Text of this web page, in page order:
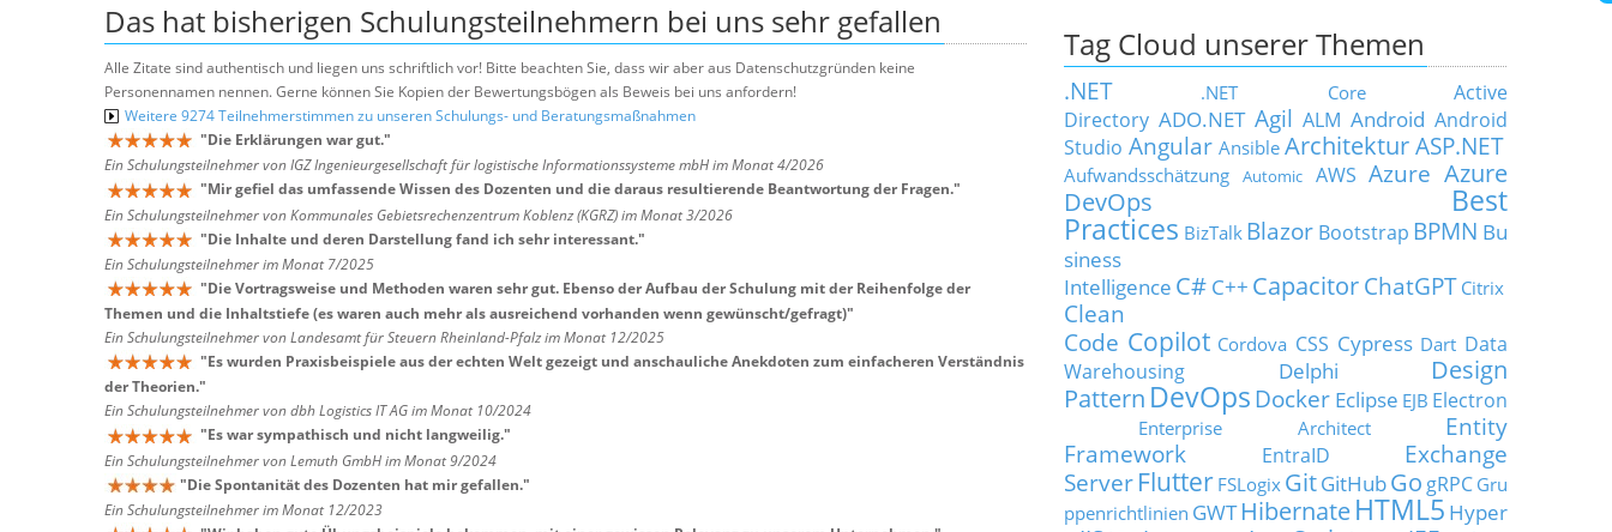
Das hat bisherigen Schulungsteilnehmern bei uns sehr gefallen
Alle Zitate sind authentisch und liegen uns schriftlich vor! Bitte beachten Sie, dass wir aber aus Datenschutzgründen keine
Personennamen nennen. Gerne können Sie Kopien der Bewertungsbögen als Beweis bei uns anfordern!
Weitere 9274 Teilnehmerstimmen zu unseren Schulungs- und Beratungsmaßnahmen
"Die Erklärungen war gut."
Ein Schulungsteilnehmer von IGZ Ingenieurgesellschaft für logistische Informationssysteme mbH im Monat 4/2026
"Mir gefiel das umfassende Wissen des Dozenten und die daraus resultierende Beantwortung der Fragen."
Ein Schulungsteilnehmer von Kommunales Gebietsrechenzentrum Koblenz (KGRZ) im Monat 3/2026
"Die Inhalte und deren Darstellung fand ich sehr interessant."
Ein Schulungsteilnehmer im Monat 7/2025
"Die Vortragsweise und Methoden waren sehr gut. Ebenso der Aufbau der Schulung mit der Reihenfolge der
Themen und die Inhaltstiefe (es waren auch mehr als ausreichend vorhanden wenn gewünscht/gefragt)"
Ein Schulungsteilnehmer von Landesamt für Steuern Rheinland-Pfalz im Monat 12/2025
"Es wurden Praxisbeispiele aus der echten Welt gezeigt und anschauliche Anekdoten zum einfacheren Verständnis
der Theorien."
Ein Schulungsteilnehmer von dbh Logistics IT AG im Monat 10/2024
"Es war sympathisch und nicht langweilig."
Ein Schulungsteilnehmer von Lemuth GmbH im Monat 9/2024
"Die Spontanität des Dozenten hat mir gefallen."
Ein Schulungsteilnehmer im Monat 12/2023
Tag Cloud unserer Themen
.NET .NET Core
Active
Directory ADO.NET Agil ALM Android Android
Studio Angular Ansible Architektur ASP.NET
Aufwandsschätzung Automic AWS Azure Azure
DevOps
Best
Practices BizTalk Blazor Bootstrap BPMN Bu
siness
Intelligence C# C++ Capacitor ChatGPT Citrix
Clean
Code Copilot Cordova CSS Cypress Dart Data
Warehousing
Delphi
Design
Pattern DevOps Docker Eclipse EJB Electron
Enterprise Architect
Entity
Framework
EntraID
Exchange
Server Flutter FSLogix GitGitHubGo gRPC Gru
ppenrichtlinien GWT HibernateHTML5 Hyper